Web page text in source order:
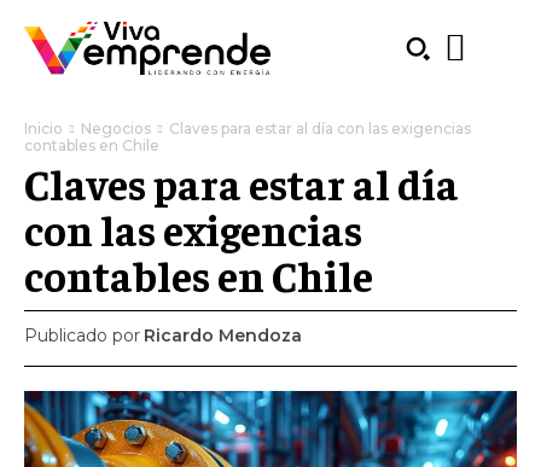
Inicio Negocios
Claves para estar al día con las exigencias
contables en Chile
Claves para estar al día
con las exigencias
contables en Chile
Publicado por Ricardo Mendoza